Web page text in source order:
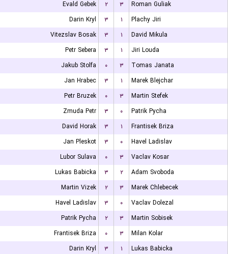
Evald Gebek
۲ ۳
Roman Guliak
Darin Kryl
۳ ۱
Plachy Jiri
Vitezslav Bosak
۳ ۱
David Mikula
Petr Sebera
۳ ۱
Jiri Louda
Jakub Stolfa
۰ ۳
Tomas Janata
Jan Hrabec
۳ ۱
Marek Blejchar
Petr Bruzek
۰ ۳
Martin Stefek
Zmuda Petr
۳ ۰
Patrik Pycha
David Horak
۳ ۱
Frantisek Briza
Jan Pleskot
۳ ۰
Havel Ladislav
Lubor Sulava
۰ ۳
Vaclav Kosar
Lukas Babicka
۳ ۲
Adam Svoboda
Martin Vizek
۲ ۳
Marek Chlebecek
Havel Ladislav
۳ ۰
Vaclav Dolezal
Patrik Pycha
۲ ۳
Martin Sobisek
Frantisek Briza
۰ ۳
Milan Kolar
Darin Kryl
۳ ۱
Lukas Babicka